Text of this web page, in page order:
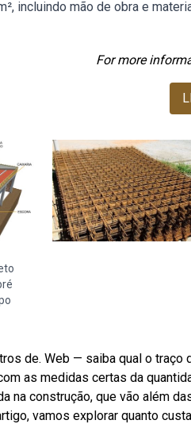
incluindo mão de obra e
For more
de. Web — saiba qual o traço
as medidas certas da
na construção, que vão além
vamos explorar quanto